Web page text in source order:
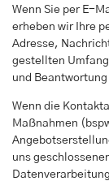
Wenn Sie per E-
erheben wir Ihre
Adresse,
gestellten
und
Wenn die
Maßnahmen
uns